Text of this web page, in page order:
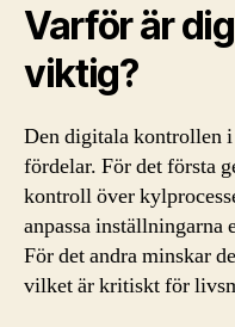
Varför är
viktig?
Den digitala kontrollen
fördelar. För det första
kontroll över
anpassa
För det andra minskar
vilket är kritiskt för